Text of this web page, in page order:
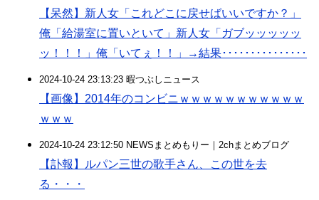
【呆然】新人女「これどこに戻せばいいですか？」
俺「給湯室に置いといて」新人女「ガブッッッッッ
ッ！！！」俺「いてぇ！！」→結果･･･････････････
2024-10-24 23:13:23 暇つぶしニュース
【画像】2014年のコンビニｗｗｗｗｗｗｗｗｗｗｗ
ｗｗｗ
2024-10-24 23:12:50 NEWSまとめもりー｜2chまとめブログ
【訃報】ルパン三世の歌手さん、この世を去
る・・・